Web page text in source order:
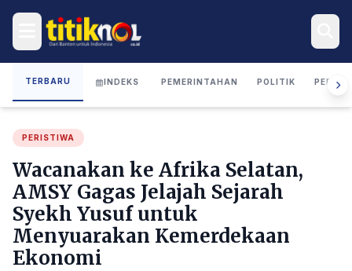
TERBARU INDEKS PEMERINTAHAN POLITIK
PERISTIWA
Wacanakan ke Afrika Selatan,
AMSY Gagas Jelajah Sejarah
Syekh Yusuf untuk
Menyuarakan Kemerdekaan
Ekonomi